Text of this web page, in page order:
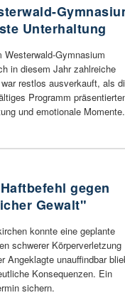
Unterhaltung
Westerwald-Gymnasium
in diesem Jahr zahlreiche
restlos ausverkauft, als
Programm
und emotionale Momente.
gegen
Gewalt"
konnte eine geplante
schwerer Körperverletzung
Angeklagte unauffindbar
Konsequenzen. Ein
sichern.